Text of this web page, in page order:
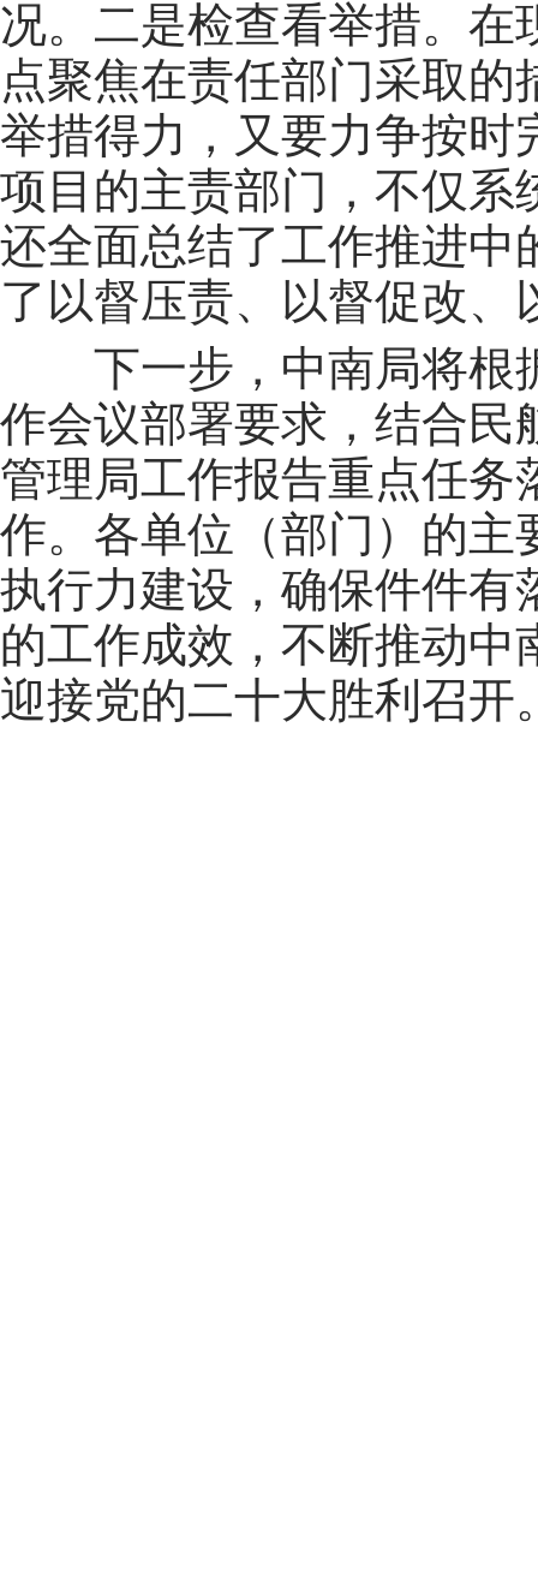
况。二是检查看举措。在
点聚焦在责任部门采取
举措得力，又要力争按时
项目的主责部门，不仅系
还全面总结了工作推进中
了以督压责、以督促改、
下一步，中南局将根
作会议部署要求，结合民
管理局工作报告重点任务
作。各单位（部门）的主
执行力建设，确保件件有
的工作成效，不断推动
迎接党的二十大胜利召开